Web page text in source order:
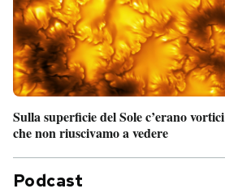
Sulla superficie del Sole c’erano vortici
che non riuscivamo a vedere
Podcast